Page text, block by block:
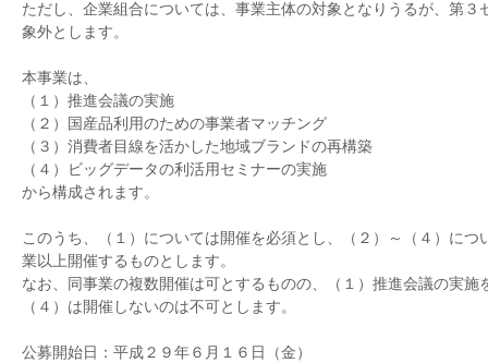
ただし、企業組合については、事業主体の対象となりうるが、第
象外とします。
本事業は、
（１）推進会議の実施
（２）国産品利用のための事業者マッチング
（３）消費者目線を活かした地域ブランドの再構築
（４）ビッグデータの利活用セミナーの実施
から構成されます。
このうち、（１）については開催を必須とし、（２）～（４）に
業以上開催するものとします。
なお、同事業の複数開催は可とするものの、（１）推進会議の実
（４）は開催しないのは不可とします。
公募開始日：平成２９年６月１６日（金）